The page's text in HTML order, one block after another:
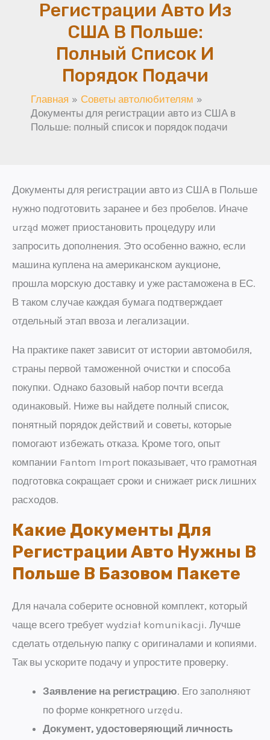
Регистрации Авто Из
США В Польше:
Полный Список И
Порядок Подачи
Главная
Советы автолюбителям
Документы для регистрации авто из США в
Польше: полный список и порядок подачи
Документы для регистрации авто из США в Польше
нужно подготовить заранее и без пробелов. Иначе
urząd может приостановить процедуру или
запросить дополнения. Это особенно важно, если
машина куплена на американском аукционе,
прошла морскую доставку и уже растаможена в ЕС.
В таком случае каждая бумага подтверждает
отдельный этап ввоза и легализации.
На практике пакет зависит от истории автомобиля,
страны первой таможенной очистки и способа
покупки. Однако базовый набор почти всегда
одинаковый. Ниже вы найдете полный список,
понятный порядок действий и советы, которые
помогают избежать отказа. Кроме того, опыт
компании Fantom Import показывает, что грамотная
подготовка сокращает сроки и снижает риск лишних
расходов.
Какие Документы Для
Регистрации Авто Нужны В
Польше В Базовом Пакете
Для начала соберите основной комплект, который
чаще всего требует wydział komunikacji. Лучше
сделать отдельную папку с оригиналами и копиями.
Так вы ускорите подачу и упростите проверку.
Заявление на регистрацию. Его заполняют
по форме конкретного urzędu.
Документ, удостоверяющий личность